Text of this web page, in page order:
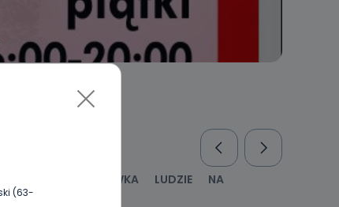
(63-
KULTURA I ROZRYWKA LUDZIE
NA